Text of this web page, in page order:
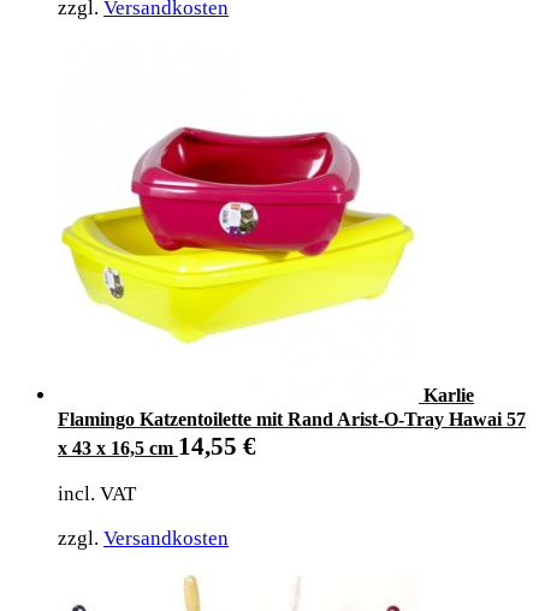
zzgl. Versandkosten
Karlie
Flamingo Katzentoilette mit Rand Arist-O-Tray Hawai 57
x 43 x 16,5 cm 14,55 €
incl. VAT
zzgl. Versandkosten